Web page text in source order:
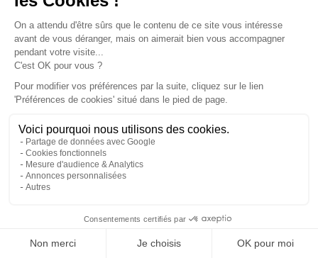
Toits à ouverture parallèle : un nouvel
horizon pour nos vans et fourgons ?